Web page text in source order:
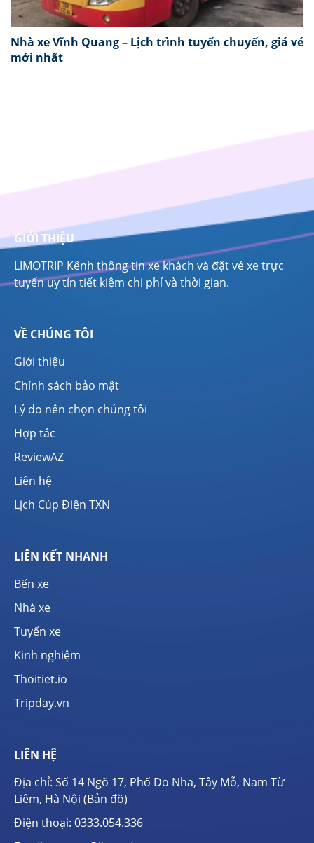
Nhà xe Vĩnh Quang – Lịch trình tuyến chuyến, giá vé
mới nhất
GIỚI THIỆU
LIMOTRIP Kênh thông tin xe khách và đặt vé xe trực
tuyến uy tín tiết kiệm chi phí và thời gian.
VỀ CHÚNG TÔI
Giới thiệu
Chính sách bảo mật
Lý do nên chọn chúng tôi
Hợp tác
ReviewAZ
Liên hệ
Lịch Cúp Điện TXN
LIÊN KẾT NHANH
Bến xe
Nhà xe
Tuyến xe
Kinh nghiệm
Thoitiet.io
Tripday.vn
LIÊN HỆ
Địa chỉ: Số 14 Ngõ 17, Phố Do Nha, Tây Mỗ, Nam Từ
Liêm, Hà Nội (Bản đồ)
Điện thoại: 0333.054.336